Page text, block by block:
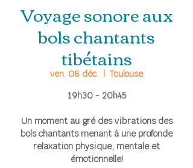
Voyage sonore aux
bols chantants
tibétains
ven. 08 déc.
Toulouse
19h30 - 20h45
Un moment au gré des vibrations des
bols chantants menant à une profonde
relaxation physique, mentale et
émotionnelle!